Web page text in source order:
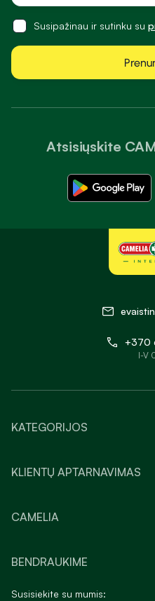
Atsisiųskite
Susipažinau ir sutinku su
+370
I-V
KATEGORIJOS
KLIENTŲ APTARNAVIMAS
CAMELIA
BENDRAUKIME
Susisiekite su mumis: